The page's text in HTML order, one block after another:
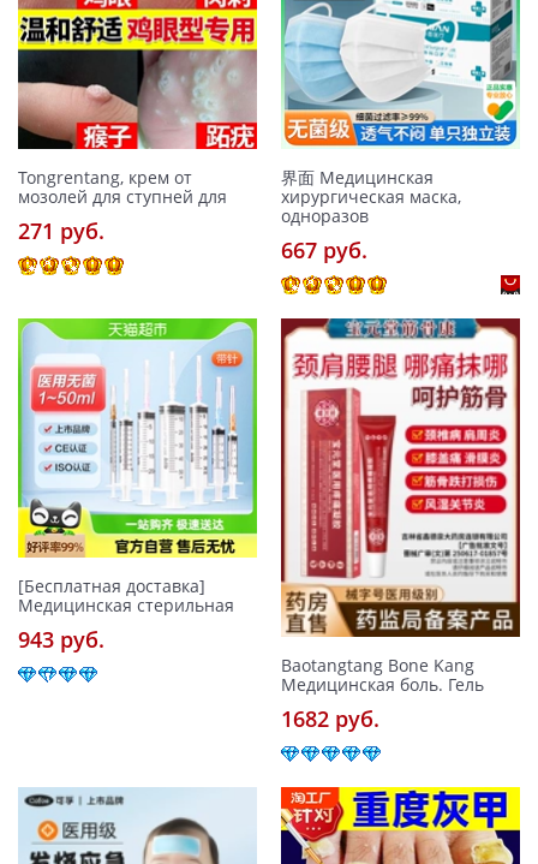
Tongrentang, крем от
мозолей для ступней для
271 pуб.
界面 Медицинская
хирургическая маска,
одноразов
667 pуб.
[Бесплатная доставка]
Медицинская стерильная
943 pуб.
Baotangtang Bone Kang
Медицинская боль. Гель
1682 pуб.